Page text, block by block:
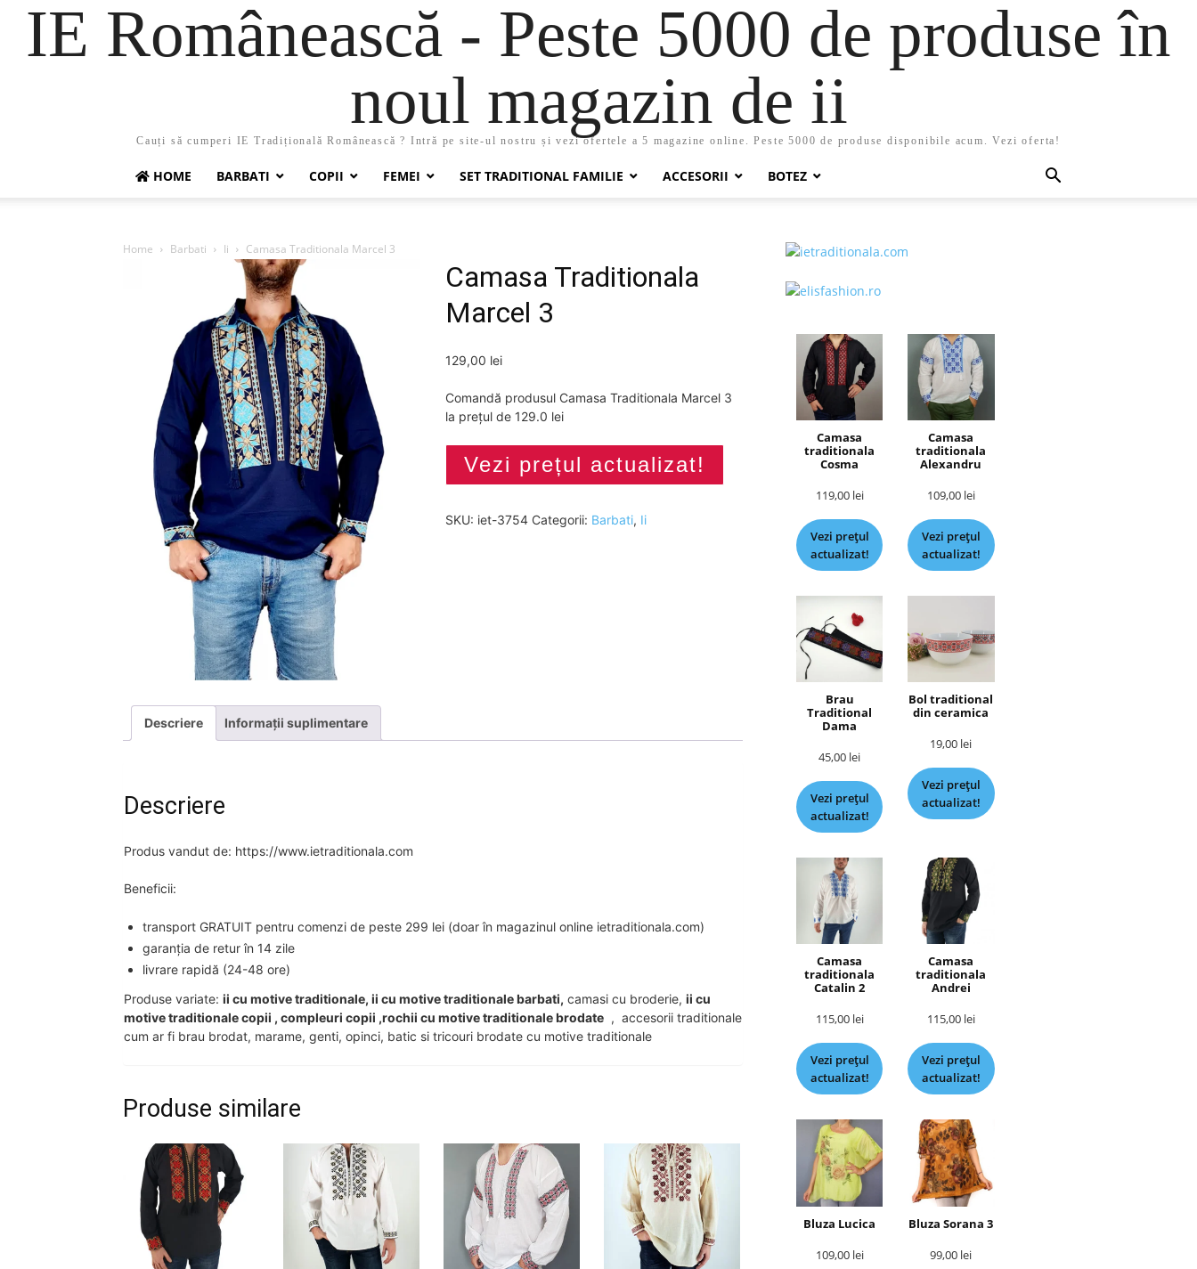
IE Românească - Peste 5000 de produse în
noul magazin de ii
Cauți să cumperi IE Tradițională Românească ? Intră pe site-ul nostru și vezi ofertele a 5 magazine online. Peste 5000 de produse disponibile acum. Vezi oferta!
HOME BARBATI COPII FEMEI SET TRADITIONAL FAMILIE ACCESORII BOTEZ
Home Barbati Ii Camasa Traditionala Marcel 3
Camasa Traditionala
Marcel 3
129,00 lei
Comandă produsul Camasa Traditionala Marcel 3
la prețul de 129.0 lei
Vezi prețul actualizat!
SKU: iet-3754 Categorii: Barbati, Ii
Descriere Informații suplimentare
Descriere
Produs vandut de: https://www.ietraditionala.com
Beneficii:
transport GRATUIT pentru comenzi de peste 299 lei (doar în magazinul online ietraditionala.com)
garanția de retur în 14 zile
livrare rapidă (24-48 ore)
Produse variate: ii cu motive traditionale, ii cu motive traditionale barbati, camasi cu broderie, ii cu
motive traditionale copii , compleuri copii ,rochii cu motive traditionale brodate , accesorii traditionale
cum ar fi brau brodat, marame, genti, opinci, batic si tricouri brodate cu motive traditionale
Produse similare
Camasa
traditionala
Cosma
119,00 lei
Vezi prețul
actualizat!
Camasa
traditionala
Alexandru
109,00 lei
Vezi prețul
actualizat!
Brau
Traditional
Dama
45,00 lei
Vezi prețul
actualizat!
Bol traditional
din ceramica
19,00 lei
Vezi prețul
actualizat!
Camasa
traditionala
Catalin 2
115,00 lei
Vezi prețul
actualizat!
Camasa
traditionala
Andrei
115,00 lei
Vezi prețul
actualizat!
Bluza Lucica
109,00 lei
Bluza Sorana 3
99,00 lei